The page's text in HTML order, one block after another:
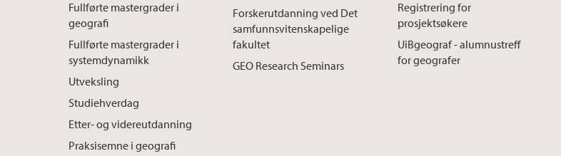
Fullførte mastergrader i
geografi
Fullførte mastergrader i
systemdynamikk
Utveksling
Studiehverdag
Etter- og videreutdanning
Praksisemne i geografi
Forskerutdanning ved Det
samfunnsvitenskapelige
fakultet
GEO Research Seminars
Registrering for
prosjektsøkere
UiBgeograf - alumnustreff
for geografer